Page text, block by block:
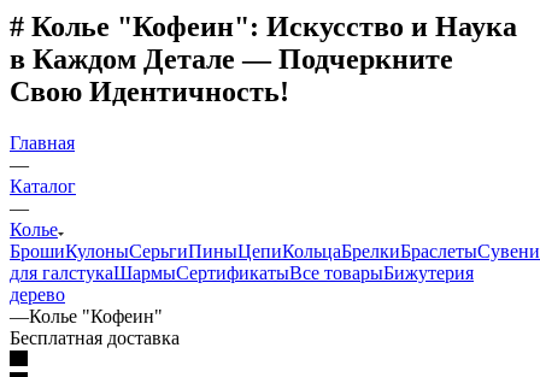
# Колье "Кофеин": Искусство и Наука
в Каждом Детале — Подчеркните
Свою Идентичность!
Главная
—
Каталог
—
Колье
БрошиКулоныСерьгиПиныЦепиКольцаБрелкиБраслеты
для галстукаШармыСертификатыВсе товарыБижутерия
дерево
—Колье "Кофеин"
Бесплатная доставка